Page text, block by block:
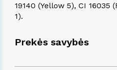
Prekės savybės
19140 (Yellow 5), CI 16035
1).